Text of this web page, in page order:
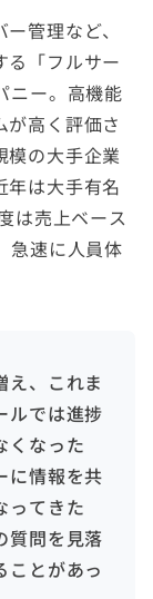
管理など、
る「フルサー
ニー。高機能
高く評価さ
模の大手企業
年は大手有名
は売上ベース
急速に人員体
え、これま
ルでは進捗
くなった
に情報を共
ってきた
質問を見落
ことがあっ